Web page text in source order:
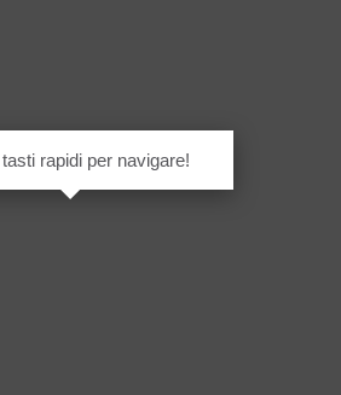
rapidi per navigare!